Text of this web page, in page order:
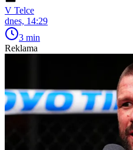
V Telce
dnes, 14:29
3 min
Reklama